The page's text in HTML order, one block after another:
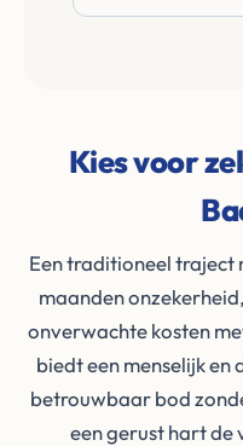
Kies voor
Een traditioneel traject
maanden
onverwachte kosten
biedt een menselijk
betrouwbaar bod
een gerust hart de